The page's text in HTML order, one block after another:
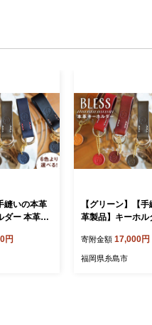
縫いの本革
ダー 本革
円
【グリーン】【
革製品】キーホル
002-5]
寄附金額 17,000円
福岡県糸島市